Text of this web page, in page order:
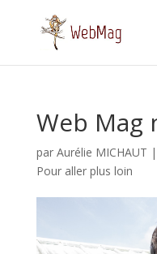
Web Mag
par Aurélie MICHAUT |
Pour aller plus loin